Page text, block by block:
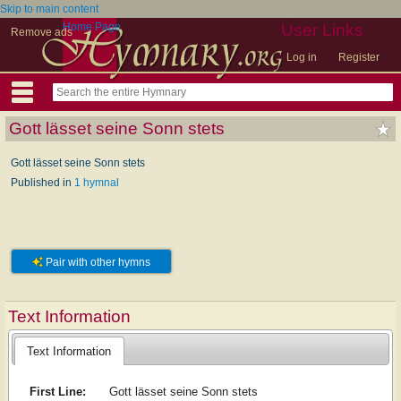
Skip to main content
Remove ads
User Links
Log in Register
Home Page
Gott lässet seine Sonn stets
Gott lässet seine Sonn stets
Published in 1 hymnal
Pair with other hymns
Text Information
Text Information
First Line:
Gott lässet seine Sonn stets